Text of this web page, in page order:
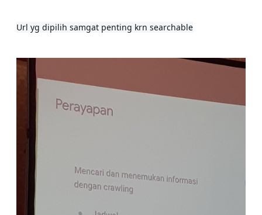
Url yg dipilih samgat penting krn searchable